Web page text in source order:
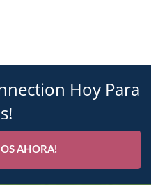
Hoy Para
AHORA!